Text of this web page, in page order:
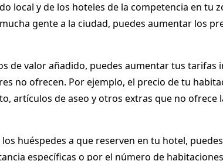
local y de los hoteles de la competencia en tu
gente a la ciudad, puedes aumentar los
de valor añadido, puedes aumentar tus tarifas
no ofrecen. Por ejemplo, el precio de tu
artículos de aseo y otros extras que no ofrece
huéspedes a que reserven en tu hotel,
específicas o por el número de